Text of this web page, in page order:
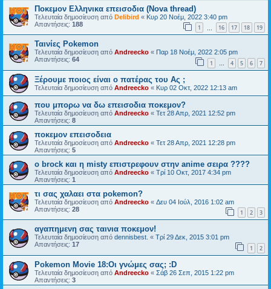
Ποκεμον Ελληνικα επεισοδια (Nova thread)
Τελευταία δημοσίευση από Delibird « Κυρ 20 Νοέμ, 2022 3:40 pm
Απαντήσεις: 188 1 16 17 18 19
Ταινίες Pokemon
Τελευταία δημοσίευση από Andreecko « Παρ 18 Νοέμ, 2022 2:05 pm
Απαντήσεις: 64 1 … 4 5 6 7
Ξέρουμε ποιος είναι ο πατέρας του Ας ;
Τελευταία δημοσίευση από Andreecko « Κυρ 02 Οκτ, 2022 12:13 am
που μπορω να δω επεισοδια ποκεμον?
Τελευταία δημοσίευση από Andreecko « Τετ 28 Απρ, 2021 12:52 pm
Απαντήσεις: 8
ποκεμον επεισοδεια
Τελευταία δημοσίευση από Andreecko « Τετ 28 Απρ, 2021 12:28 pm
Απαντήσεις: 5
ο brock και η misty επιστρεφουν στην anime σειρα ????
Τελευταία δημοσίευση από Andreecko « Τρί 10 Οκτ, 2017 4:34 pm
Απαντήσεις: 1
τι σας χαλαει στα pokemon?
Τελευταία δημοσίευση από Andreecko « Δευ 04 Ιούλ, 2016 1:02 am
Απαντήσεις: 28 1 2 3
αγαπημενη σας ταινια ποκεμον!
Τελευταία δημοσίευση από dennisbest. « Τρί 29 Δεκ, 2015 3:01 pm
Απαντήσεις: 17 1 2
Pokemon Movie 18:Οι γνώμες σας; :D
Τελευταία δημοσίευση από Andreecko « Σάβ 26 Σεπ, 2015 1:22 pm
Απαντήσεις: 3